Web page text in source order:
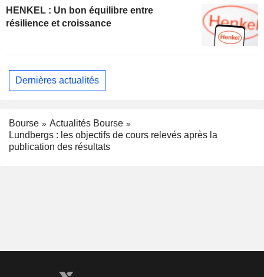
HENKEL : Un bon équilibre entre
résilience et croissance
Dernières actualités
Bourse
Actualités Bourse
Lundbergs : les objectifs de cours relevés après la
publication des résultats